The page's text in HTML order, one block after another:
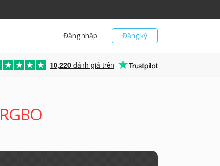
Đăng ký
Đăng nhập
10,220 đánh giá trên